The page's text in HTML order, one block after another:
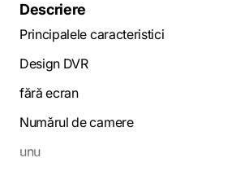
Descriere
Principalele caracteristici
Design DVR
fără ecran
Numărul de camere
unu